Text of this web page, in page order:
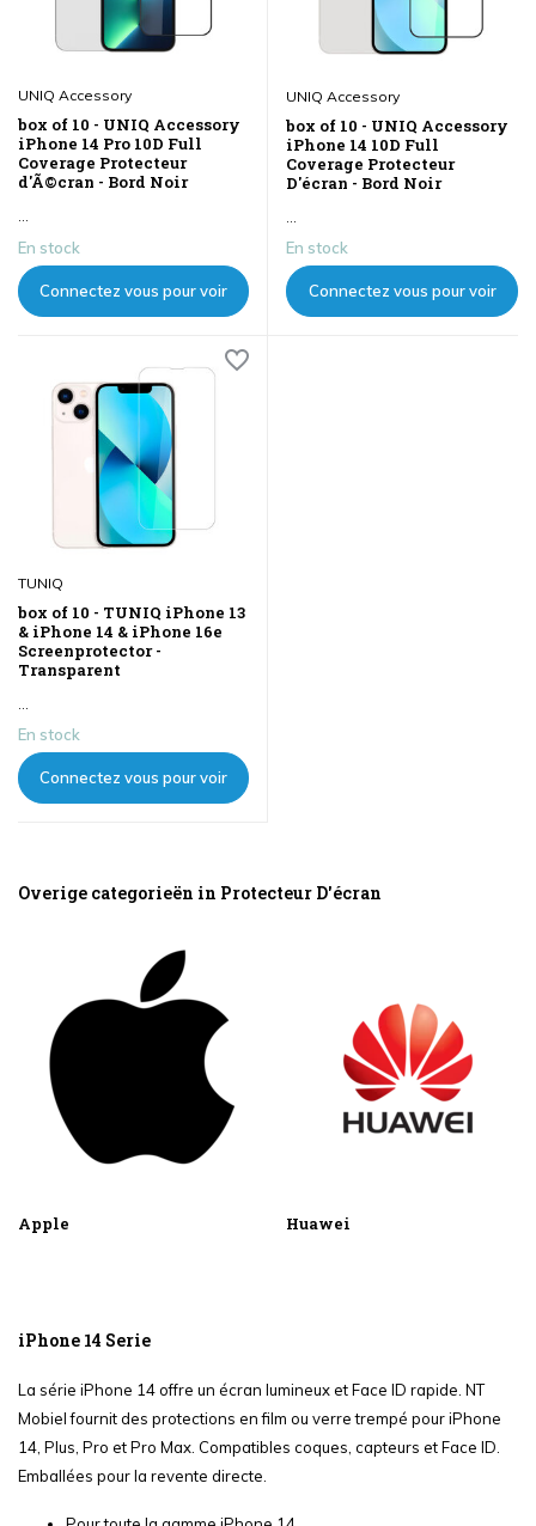
UNIQ Accessory
box of 10 - UNIQ Accessory
iPhone 14 Pro 10D Full
Coverage Protecteur
d'Ã©cran - Bord Noir
En stock
Connectez vous pour voir
UNIQ Accessory
box of 10 - UNIQ Accessory
iPhone 14 10D Full
Coverage Protecteur
D'écran - Bord Noir
En stock
Connectez vous pour voir
TUNIQ
box of 10 - TUNIQ iPhone 13
& iPhone 14 & iPhone 16e
Screenprotector -
Transparent
...
En stock
Connectez vous pour voir
Overige categorieën in Protecteur D'écran
Apple Huawei
iPhone 14 Serie
La série iPhone 14 offre un écran lumineux et Face ID rapide. NT
Mobiel fournit des protections en film ou verre trempé pour iPhone
14, Plus, Pro et Pro Max. Compatibles coques, capteurs et Face ID.
Emballées pour la revente directe.